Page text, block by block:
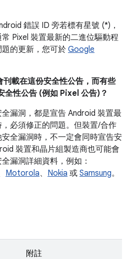
錯誤 ID 旁若標有星號 (*)，
Pixel 裝置最新的二進位驅動程
的更新，您可於 Google
載在這份安全性公告，而有些
全性公告 (例如 Pixel 公告)？
漏洞，都是宣告 Android 裝置最
必須修正的問題。但裝置/合作
全漏洞時，不一定會同時宣告安
裝置和晶片組製造商也可能會
漏洞詳細資料，例如：
Motorola、 Nokia 或 Samsung。
附註